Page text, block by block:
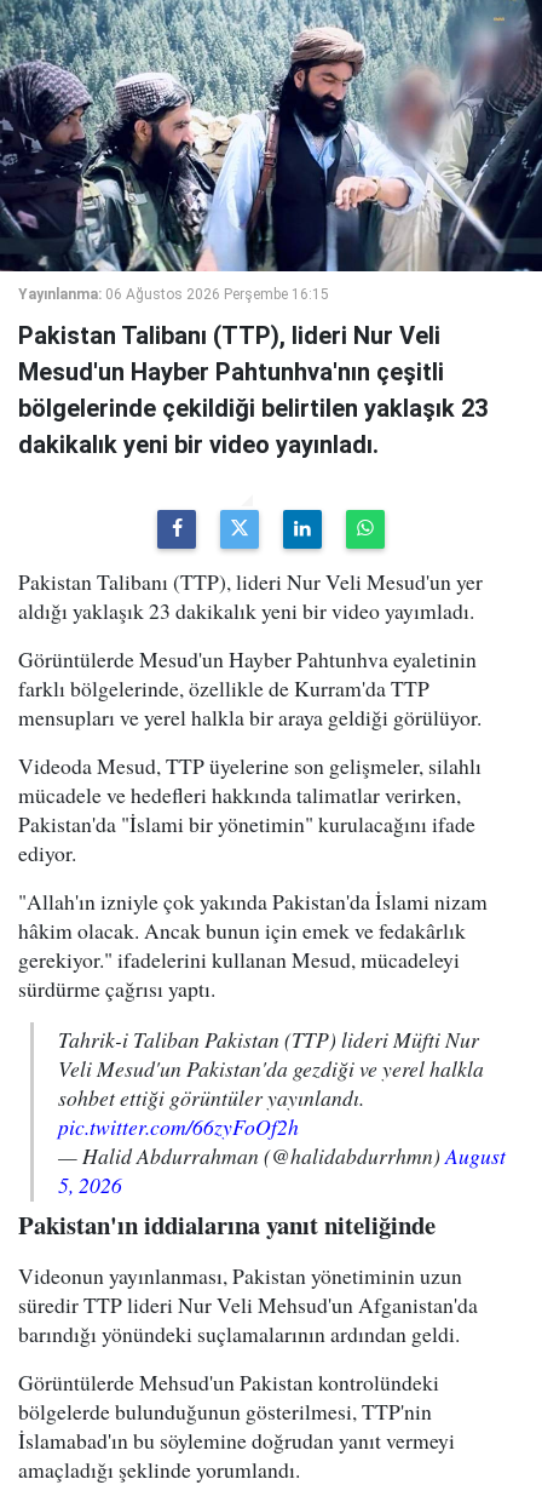
Yayınlanma: 06 Ağustos 2026 Perşembe 16:15
Pakistan Talibanı (TTP), lideri Nur Veli
Mesud'un Hayber Pahtunhva'nın çeşitli
bölgelerinde çekildiği belirtilen yaklaşık 23
dakikalık yeni bir video yayınladı.
Pakistan Talibanı (TTP), lideri Nur Veli Mesud'un yer
aldığı yaklaşık 23 dakikalık yeni bir video yayımladı.
Görüntülerde Mesud'un Hayber Pahtunhva eyaletinin
farklı bölgelerinde, özellikle de Kurram'da TTP
mensupları ve yerel halkla bir araya geldiği görülüyor.
Videoda Mesud, TTP üyelerine son gelişmeler, silahlı
mücadele ve hedefleri hakkında talimatlar verirken,
Pakistan'da "İslami bir yönetimin" kurulacağını ifade
ediyor.
"Allah'ın izniyle çok yakında Pakistan'da İslami nizam
hâkim olacak. Ancak bunun için emek ve fedakârlık
gerekiyor." ifadelerini kullanan Mesud, mücadeleyi
sürdürme çağrısı yaptı.
Tahrik-i Taliban Pakistan (TTP) lideri Müfti Nur
Veli Mesud'un Pakistan'da gezdiği ve yerel halkla
sohbet ettiği görüntüler yayınlandı.
pic.twitter.com/66zyFoOf2h
— Halid Abdurrahman (@halidabdurrhmn)August
5, 2026
Pakistan'ın iddialarına yanıt niteliğinde
Videonun yayınlanması, Pakistan yönetiminin uzun
süredir TTP lideri Nur Veli Mehsud'un Afganistan'da
barındığı yönündeki suçlamalarının ardından geldi.
Görüntülerde Mehsud'un Pakistan kontrolündeki
bölgelerde bulunduğunun gösterilmesi, TTP'nin
İslamabad'ın bu söylemine doğrudan yanıt vermeyi
amaçladığı şeklinde yorumlandı.